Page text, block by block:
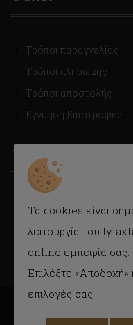
Τρόποι παραγγελίας
Τρόποι πληρωμής
Τρόποι αποστολής
Εγγύηση Επιστροφές
ΤΡΟΠΟΙ ΑΠΟΣΤΟΛΗΣ
Με Courier εύκολα και
Δυνατότητα παραλαβής
Τα cookies είναι
λειτουργία του
online εμπειρία σας.
Επιλέξτε «Αποδοχή»
επιλογές σας.